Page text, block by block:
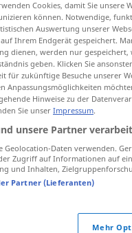
antippen)
Cookies, damit Sie unsere
können. Notwendige,
Auswertung unserer
Ihrem Endgerät gespeichert.
dienen, werden nur
geben. Klicken Sie
für zukünftige Besuche unserer
Anpassungsmöglichkeiten
Hinweise zu der
Sie unser Impressum.
unsere Partner
Geolocation-Daten verwenden.
Zugriff auf Informationen auf
und Inhalten,
Partner (Lieferanten)
Mehr